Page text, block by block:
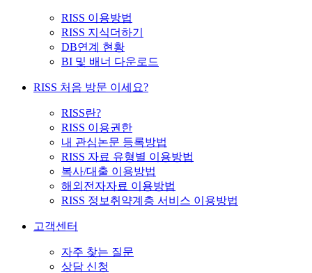
RISS 이용방법
RISS 지식더하기
DB연계 현황
BI 및 배너 다운로드
RISS 처음 방문 이세요?
RISS란?
RISS 이용권한
내 관심논문 등록방법
RISS 자료 유형별 이용방법
복사/대출 이용방법
해외전자자료 이용방법
RISS 정보취약계층 서비스 이용방법
고객센터
자주 찾는 질문
상담 신청